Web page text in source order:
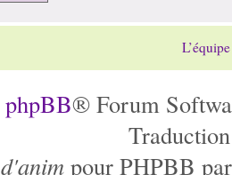
phpBB® Forum
pour PHPBB